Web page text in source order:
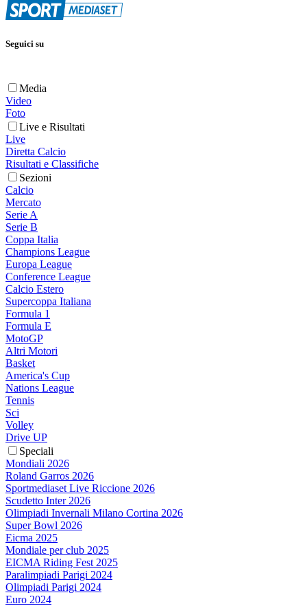
Seguici su
Media
Video
Foto
Live e Risultati
Live
Diretta Calcio
Risultati e Classifiche
Sezioni
Calcio
Mercato
Serie A
Serie B
Coppa Italia
Champions League
Europa League
Conference League
Calcio Estero
Supercoppa Italiana
Formula 1
Formula E
MotoGP
Altri Motori
Basket
America's Cup
Nations League
Tennis
Sci
Volley
Drive UP
Speciali
Mondiali 2026
Roland Garros 2026
Sportmediaset Live Riccione 2026
Scudetto Inter 2026
Olimpiadi Invernali Milano Cortina 2026
Super Bowl 2026
Eicma 2025
Mondiale per club 2025
EICMA Riding Fest 2025
Paralimpiadi Parigi 2024
Olimpiadi Parigi 2024
Euro 2024